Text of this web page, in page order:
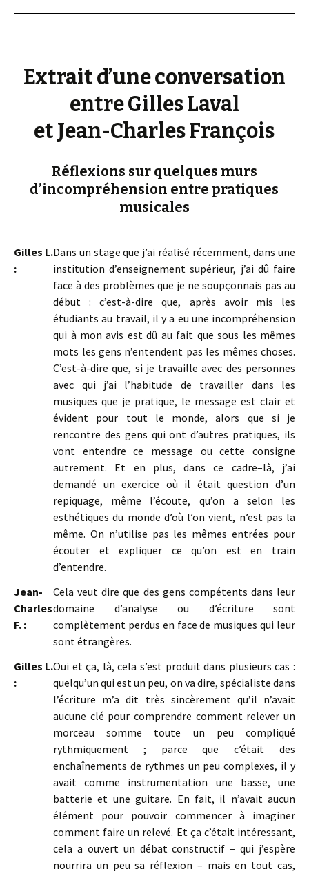
Extrait d’une conversation
entre Gilles Laval
et Jean-Charles François
Réflexions sur quelques murs
d’incompréhension entre pratiques
musicales
Gilles L.
:
Dans un stage que j’ai réalisé récemment, dans une
institution d’enseignement supérieur, j’ai dû faire
face à des problèmes que je ne soupçonnais pas au
début : c’est-à-dire que, après avoir mis les
étudiants au travail, il y a eu une incompréhension
qui à mon avis est dû au fait que sous les mêmes
mots les gens n’entendent pas les mêmes choses.
C’est-à-dire que, si je travaille avec des personnes
avec qui j’ai l’habitude de travailler dans les
musiques que je pratique, le message est clair et
évident pour tout le monde, alors que si je
rencontre des gens qui ont d’autres pratiques, ils
vont entendre ce message ou cette consigne
autrement. Et en plus, dans ce cadre–là, j’ai
demandé un exercice où il était question d’un
repiquage, même l’écoute, qu’on a selon les
esthétiques du monde d’où l’on vient, n’est pas la
même. On n’utilise pas les mêmes entrées pour
écouter et expliquer ce qu’on est en train
d’entendre.
Jean-
Charles
F. :
Cela veut dire que des gens compétents dans leur
domaine d’analyse ou d’écriture sont
complètement perdus en face de musiques qui leur
sont étrangères.
Gilles L.
:
Oui et ça, là, cela s’est produit dans plusieurs cas :
quelqu’un qui est un peu, on va dire, spécialiste dans
l’écriture m’a dit très sincèrement qu’il n’avait
aucune clé pour comprendre comment relever un
morceau somme toute un peu compliqué
rythmiquement ; parce que c’était des
enchaînements de rythmes un peu complexes, il y
avait comme instrumentation une basse, une
batterie et une guitare. En fait, il n’avait aucun
élément pour pouvoir commencer à imaginer
comment faire un relevé. Et ça c’était intéressant,
cela a ouvert un débat constructif – qui j’espère
nourrira un peu sa réflexion – mais en tout cas,